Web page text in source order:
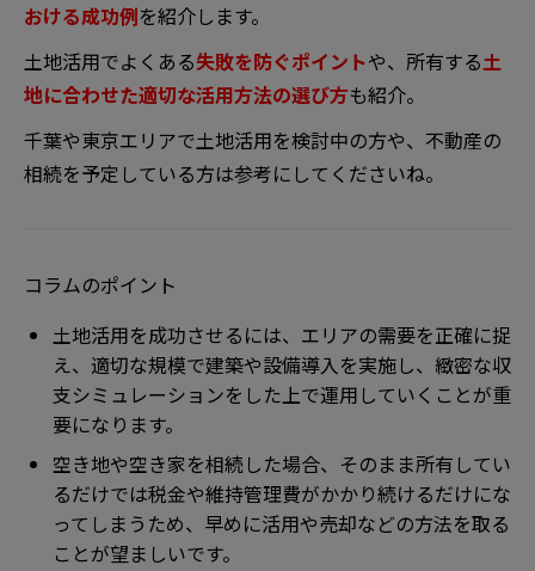
おける成功例を紹介します。
土地活用でよくある失敗を防ぐポイントや、所有する土
地に合わせた適切な活用方法の選び方も紹介。
千葉や東京エリアで土地活用を検討中の方や、不動産の
相続を予定している方は参考にしてくださいね。
コラムのポイント
土地活用を成功させるには、エリアの需要を正確に捉
え、適切な規模で建築や設備導入を実施し、緻密な収
支シミュレーションをした上で運用していくことが重
要になります。
空き地や空き家を相続した場合、そのまま所有してい
るだけでは税金や維持管理費がかかり続けるだけにな
ってしまうため、早めに活用や売却などの方法を取る
ことが望ましいです。